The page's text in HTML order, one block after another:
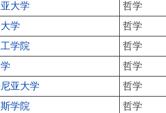
大学 哲学
学 哲学
学院 哲学
哲学
亚大学 哲学
学院 哲学